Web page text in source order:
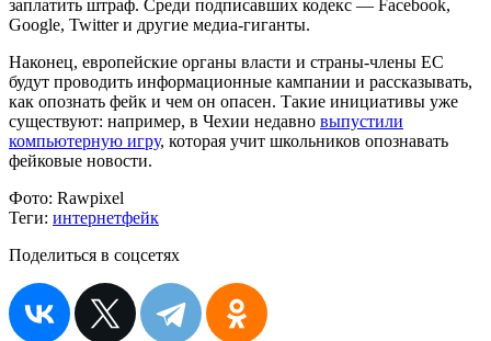
заплатить штраф. Среди подписавших кодекс — Facebook,
Google, Twitter и другие медиа-гиганты.
Наконец, европейские органы власти и страны-члены ЕС
будут проводить информационные кампании и рассказывать,
как опознать фейк и чем он опасен. Такие инициативы уже
существуют: например, в Чехии недавно выпустили
компьютерную игру, которая учит школьников опознавать
фейковые новости.
Фото: Rawpixel
Теги: интернетфейк
Поделиться в соцсетях